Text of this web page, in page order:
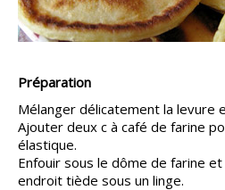
Préparation
Mélanger délicatement la levure
Ajouter deux c à café de farine
élastique.
Enfouir sous le dôme de farine
endroit tiède sous un linge.